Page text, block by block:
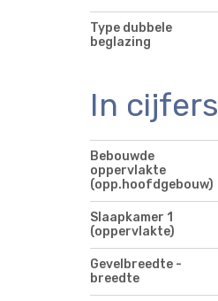
Type dubbele
beglazing
In cijfers
Bebouwde
oppervlakte
(opp.hoofdgebouw)
Slaapkamer 1
(oppervlakte)
Gevelbreedte -
breedte